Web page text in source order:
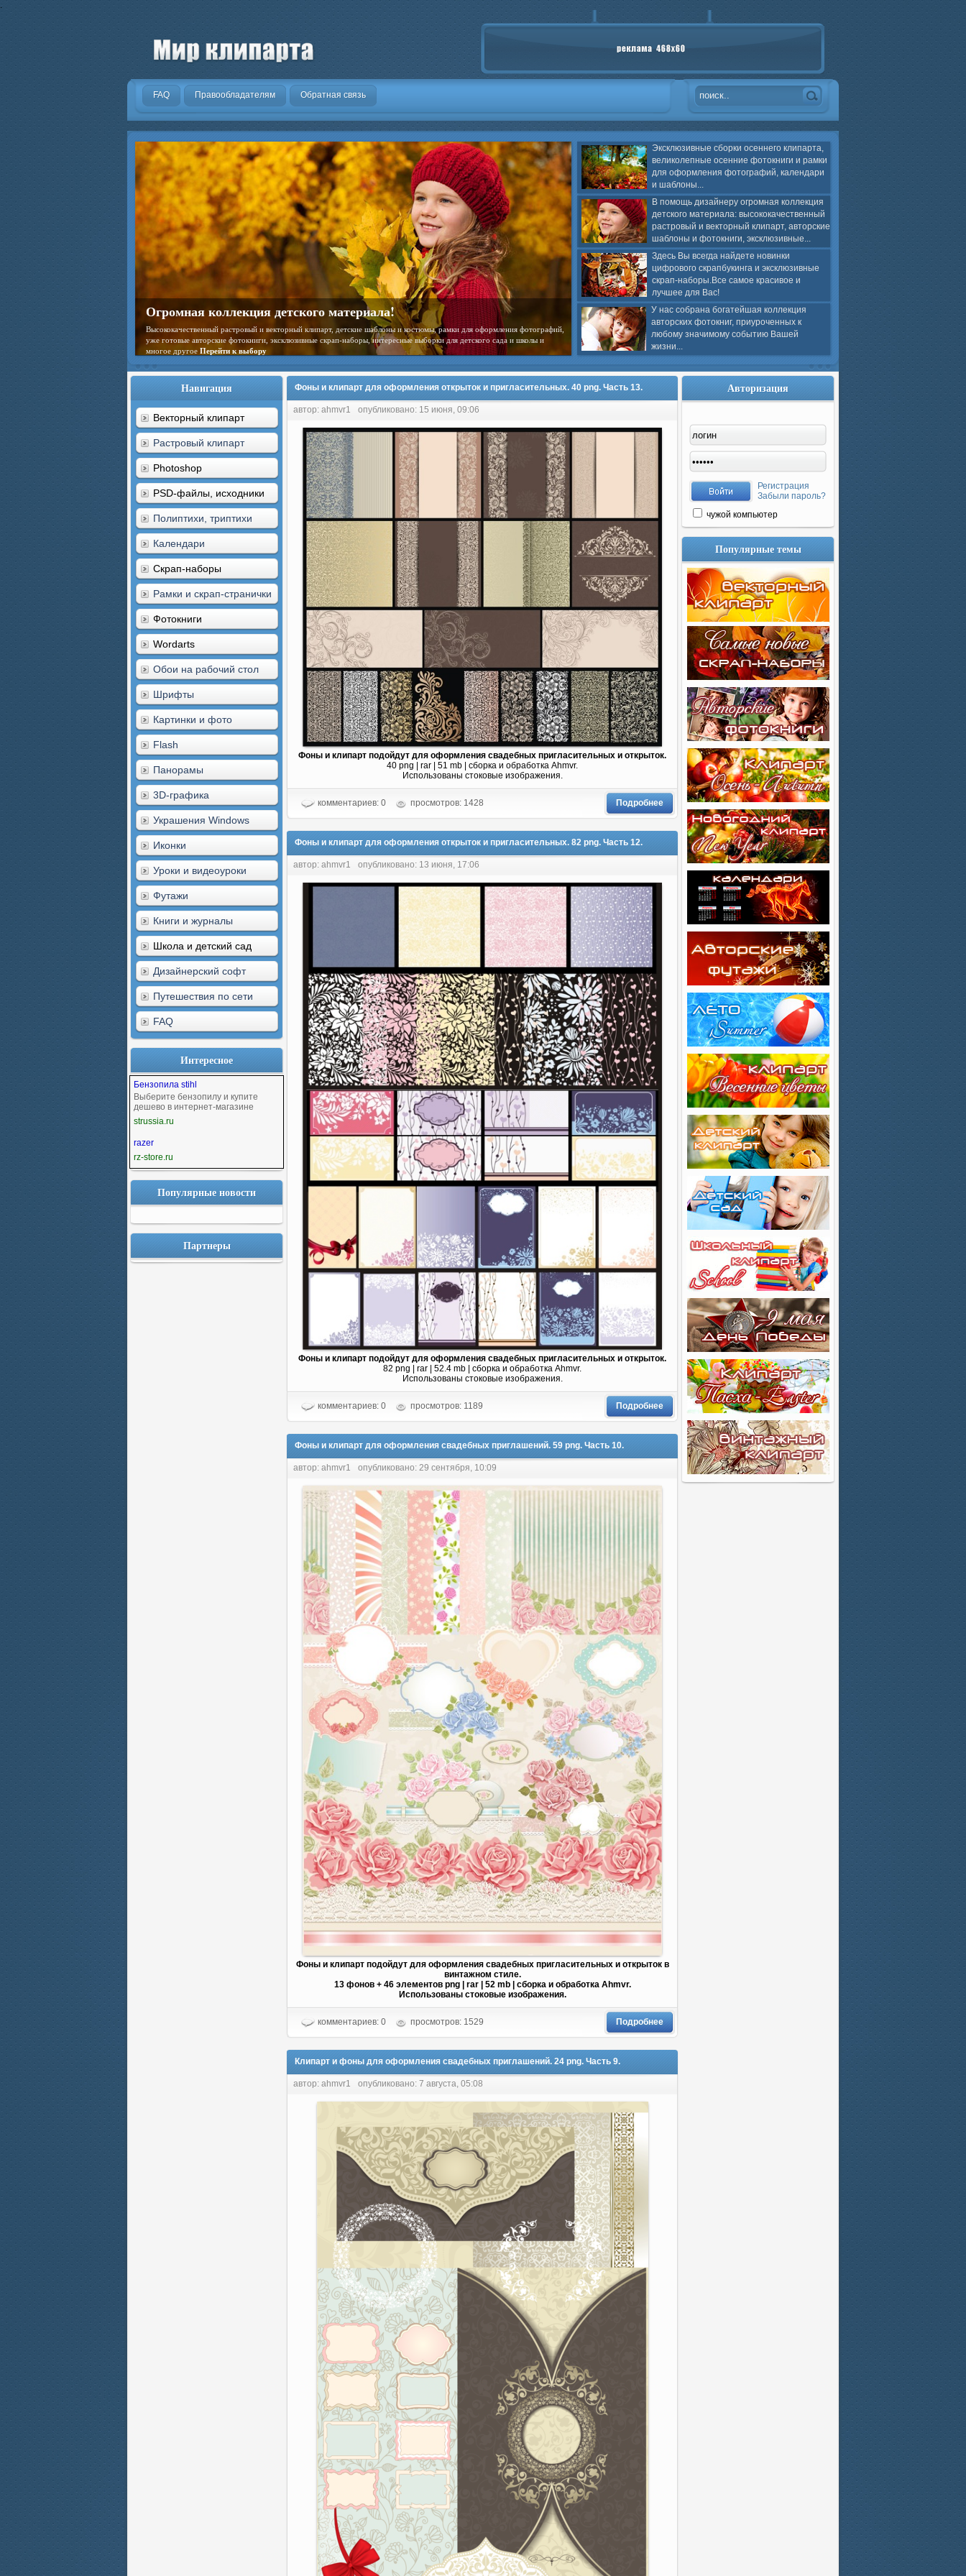
.
FAQ Правообладателям Обратная связь
Эксклюзивные сборки осеннего клипарта,
великолепные осенние фотокниги и рамки
для оформления фотографий, календари
и шаблоны...
В помощь дизайнеру огромная коллекция
детского материала: высококачественный
растровый и векторный клипарт, авторские
шаблоны и фотокниги, эксклюзивные...
Здесь Вы всегда найдете новинки
цифрового скрапбукинга и эксклюзивные
скрап-наборы.Все самое красивое и
лучшее для Вас!
У нас собрана богатейшая коллекция
авторских фотокниг, приуроченных к
любому значимому событию Вашей
жизни...
Огромная коллекция детского материала!
Высококачественный растровый и векторный клипарт, детские шаблоны и костюмы, рамки для оформления фотографий,
уже готовые авторские фотокниги, эксклюзивные скрап-наборы, интересные выборки для детского сада и школы и
многое другое Перейти к выбору
Навигация
Векторный клипарт
Растровый клипарт
Photoshop
PSD-файлы, исходники
Полиптихи, триптихи
Календари
Скрап-наборы
Рамки и скрап-странички
Фотокниги
Wordarts
Обои на рабочий стол
Шрифты
Картинки и фото
Flash
Панорамы
3D-графика
Украшения Windows
Иконки
Уроки и видеоуроки
Футажи
Книги и журналы
Школа и детский сад
Дизайнерский софт
Путешествия по сети
FAQ
Интересное
Бензопила stihl
Выберите бензопилу и купите
дешево в интернет-магазине
strussia.ru
razer
rz-store.ru
Популярные новости
Партнеры
Фоны и клипарт для оформления открыток и пригласительных. 40 png. Часть 13.
автор: ahmvr1 опубликовано: 15 июня, 09:06
Фоны и клипарт подойдут для оформления свадебных пригласительных и открыток.
40 png | rar | 51 mb | сборка и обработка Ahmvr.
Использованы стоковые изображения.
комментариев: 0 просмотров: 1428 Подробнее
Фоны и клипарт для оформления открыток и пригласительных. 82 png. Часть 12.
автор: ahmvr1 опубликовано: 13 июня, 17:06
Фоны и клипарт подойдут для оформления свадебных пригласительных и открыток.
82 png | rar | 52.4 mb | сборка и обработка Ahmvr.
Использованы стоковые изображения.
комментариев: 0 просмотров: 1189 Подробнее
Фоны и клипарт для оформления свадебных приглашений. 59 png. Часть 10.
автор: ahmvr1 опубликовано: 29 сентября, 10:09
Фоны и клипарт подойдут для оформления свадебных пригласительных и открыток в
винтажном стиле.
13 фонов + 46 элементов png | rar | 52 mb | сборка и обработка Ahmvr.
Использованы стоковые изображения.
комментариев: 0 просмотров: 1529 Подробнее
Клипарт и фоны для оформления свадебных приглашений. 24 png. Часть 9.
автор: ahmvr1 опубликовано: 7 августа, 05:08
Авторизация
Регистрация
Забыли пароль?
чужой компьютер
Популярные темы